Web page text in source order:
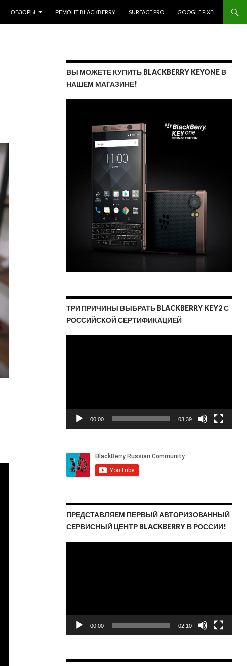
ОБЗОРЫ РЕМОНТ BLACKBERRY SURFACE PRO GOOGLE PIXEL
ВЫ МОЖЕТЕ КУПИТЬ BLACKBERRY KEYONE В
НАШЕМ МАГАЗИНЕ!
ТРИ ПРИЧИНЫ ВЫБРАТЬ BLACKBERRY KEY2 С
РОССИЙСКОЙ СЕРТИФИКАЦИЕЙ
00:00 03:39
ПРЕДСТАВЛЯЕМ ПЕРВЫЙ АВТОРИЗОВАННЫЙ
СЕРВИСНЫЙ ЦЕНТР BLACKBERRY В РОССИИ!
00:00 02:10